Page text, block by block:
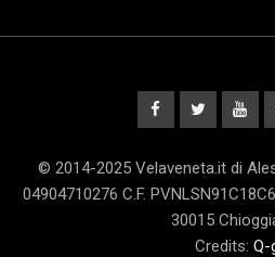
© 2014-2025 Velaveneta.it di
04904710276 C.F.
30015
Credits: Q-